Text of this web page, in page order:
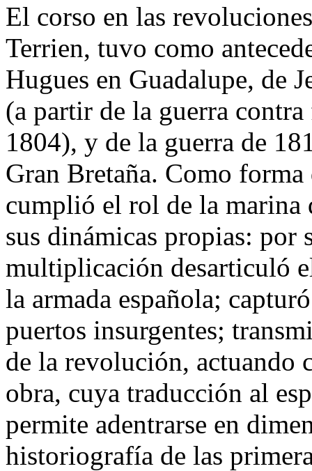
El corso en las
Terrien, tuvo como
Hugues en Guadalupe, de
(a partir de la guerra contra
1804), y de la guerra de
Gran Bretaña. Como
cumplió el rol de la marina
sus dinámicas propias: por
multiplicación desarticuló
la armada española;
puertos insurgentes;
de la revolución, actuando
obra, cuya traducción al
permite adentrarse en
historiografía de las